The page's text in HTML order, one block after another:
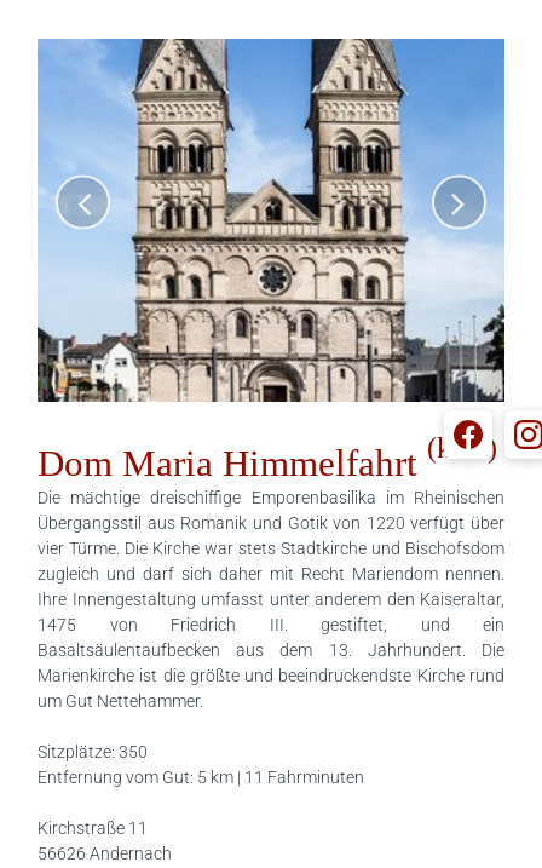
ÜBER DAS GUT
GUTSHOF
PARK
FESTSÄLE
RUINE
UMGEBUNG
GESCHICHTE
EVENTLOCATION
HOCHZEITEN
FIRMENEVENTS
TIPPS & ADRESSEN
SAALPLÄNE
PREISE
REITERHOF
STALLUNGEN
REITANLAGE
TRAILPLATZ
KONTAKT
Dom Maria Himmelfahrt (kath)
Die mächtige dreischiffige Emporenbasilika im Rheinischen
Übergangsstil aus Romanik und Gotik von 1220 verfügt über
vier Türme. Die Kirche war stets Stadtkirche und Bischofsdom
zugleich und darf sich daher mit Recht Mariendom nennen.
Ihre Innengestaltung umfasst unter anderem den Kaiseraltar,
1475 von Friedrich III. gestiftet, und ein
Basaltsäulentaufbecken aus dem 13. Jahrhundert. Die
Marienkirche ist die größte und beeindruckendste Kirche rund
um Gut Nettehammer.
Sitzplätze: 350
Entfernung vom Gut: 5 km | 11 Fahrminuten
Kirchstraße 11
56626 Andernach